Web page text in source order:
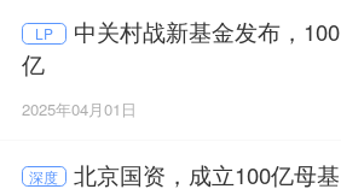
LP
中关村战新基金发布，100
亿
2025年04月01日
深度
北京国资，成立100亿母基